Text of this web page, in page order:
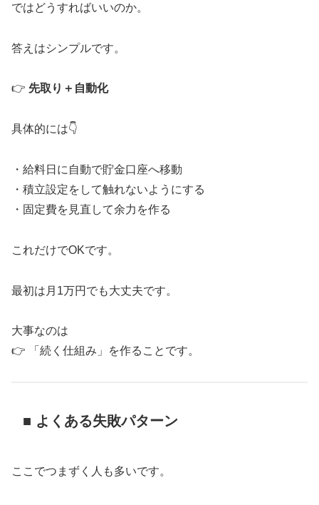
ではどうすればいいのか。
答えはシンプルです。
👉 先取り＋自動化
具体的には👇
・給料日に自動で貯金口座へ移動
・積立設定をして触れないようにする
・固定費を見直して余力を作る
これだけでOKです。
最初は月1万円でも大丈夫です。
大事なのは
👉 「続く仕組み」を作ることです。
■ よくある失敗パターン
ここでつまずく人も多いです。